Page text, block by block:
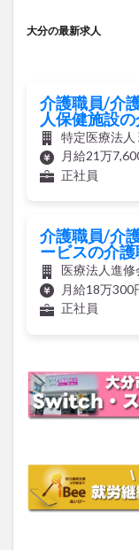
大分の最新求人
介護職員/介
人保健施設
特定医療法人
月給21万
正社員
介護職員/介
ービスの介
医療法人進
月給18万300
正社員